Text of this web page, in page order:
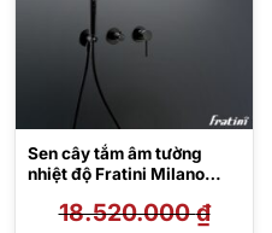
Sen cây tắm âm tường
nhiệt độ Fratini Milano
18.520.000₫